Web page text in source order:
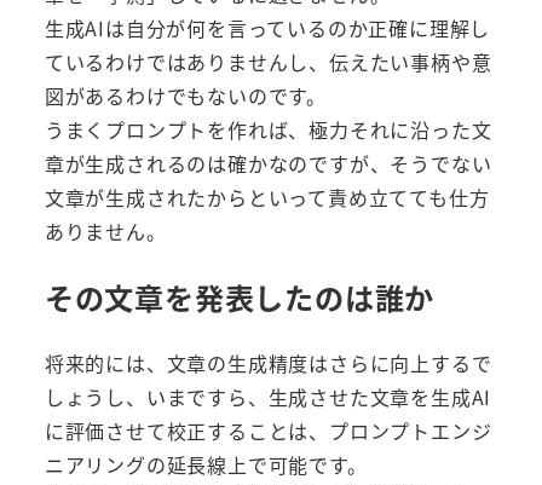
生成AIは自分が何を言っているのか正確に理解し
ているわけではありませんし、伝えたい事柄や意
図があるわけでもないのです。
うまくプロンプトを作れば、極力それに沿った文
章が生成されるのは確かなのですが、そうでない
文章が生成されたからといって責め立てても仕方
ありません。
その文章を発表したのは誰か
将来的には、文章の生成精度はさらに向上するで
しょうし、いまですら、生成させた文章を生成AI
に評価させて校正することは、プロンプトエンジ
ニアリングの延長線上で可能です。